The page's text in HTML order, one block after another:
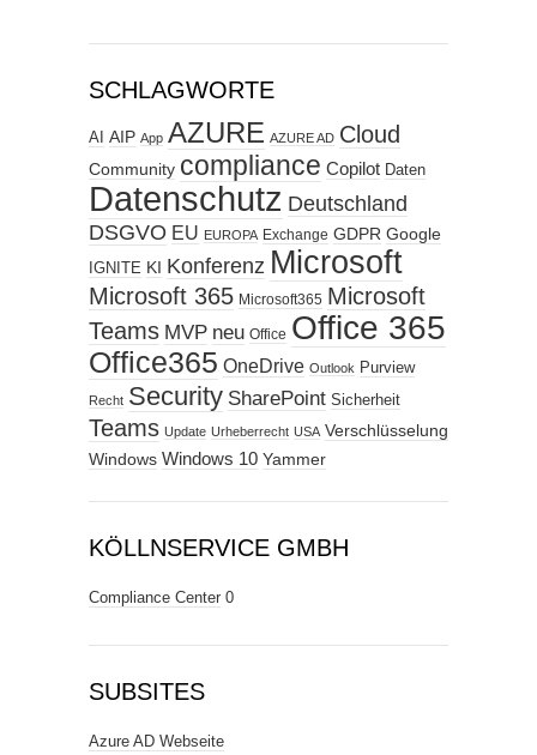
SCHLAGWORTE
AI AIP App AZURE AZURE AD Cloud
Community compliance Copilot Daten
Datenschutz Deutschland
DSGVO EU EUROPA Exchange GDPR Google
IGNITE KI Konferenz Microsoft
Microsoft 365 Microsoft365 Microsoft
Teams MVP neu Office Office 365
Office365 OneDrive Outlook Purview
Recht Security SharePoint Sicherheit
Teams Update Urheberrecht USA Verschlüsselung
Windows Windows 10 Yammer
KÖLLNSERVICE GMBH
Compliance Center 0
SUBSITES
Azure AD Webseite